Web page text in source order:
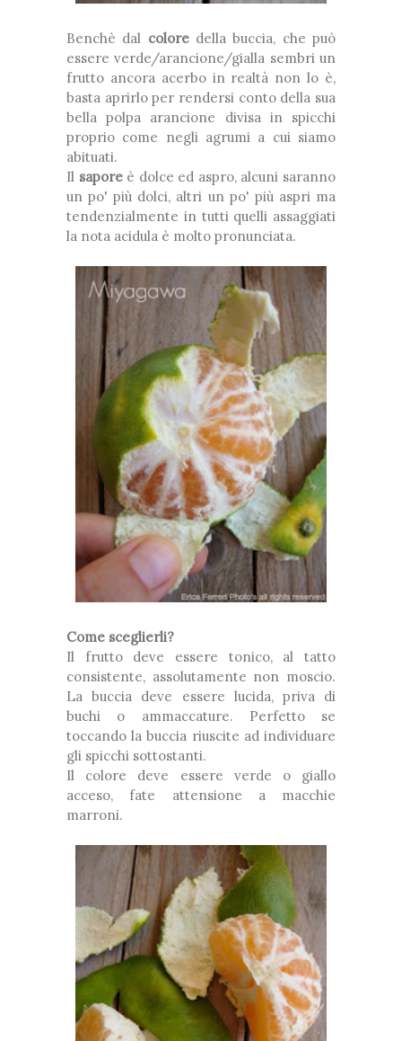
Benchè dal coloredella buccia, che può
essere verde/arancione/gialla sembri un
frutto ancora acerbo in realtà non lo è,
basta aprirlo per rendersi conto della sua
bella polpa arancione divisa in spicchi
proprio come negli agrumi a cui siamo
abituati.
Il sapore è dolce ed aspro, alcuni saranno
un po' più dolci, altri un po' più aspri ma
tendenzialmente in tutti quelli assaggiati
la nota acidula è molto pronunciata.
Come sceglierli?
Il frutto deve essere tonico, al tatto
consistente, assolutamente non moscio.
La buccia deve essere lucida, priva di
buchi o ammaccature. Perfetto se
toccando la buccia riuscite ad individuare
gli spicchi sottostanti.
Il colore deve essere verde o giallo
acceso, fate attensione a macchie
marroni.